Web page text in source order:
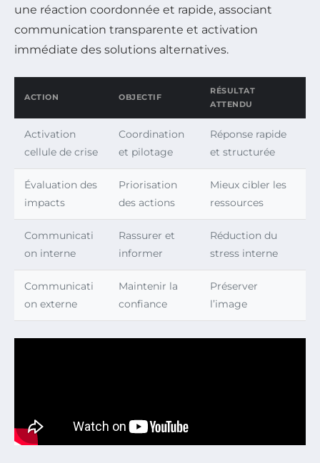
une réaction coordonnée et rapide, associant
communication transparente et activation
immédiate des solutions alternatives.
ACTION OBJECTIF
RÉSULTAT
ATTENDU
Activation
cellule de crise
Coordination
et pilotage
Réponse rapide
et structurée
Évaluation des
impacts
Priorisation
des actions
Mieux cibler les
ressources
Communicati
on interne
Rassurer et
informer
Réduction du
stress interne
Communicati
on externe
Maintenir la
confiance
Préserver
l’image